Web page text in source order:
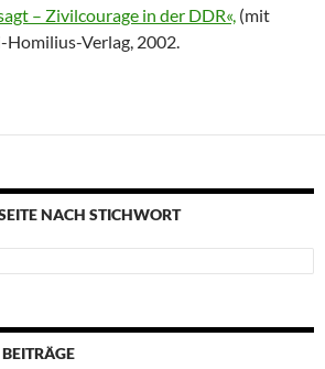
– Zivilcourage in der DDR«, (mit
Verlag, 2002.
NACH STICHWORT